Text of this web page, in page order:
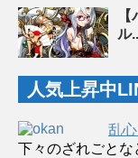
ル
人気上昇中
乱
下々のざれごとな